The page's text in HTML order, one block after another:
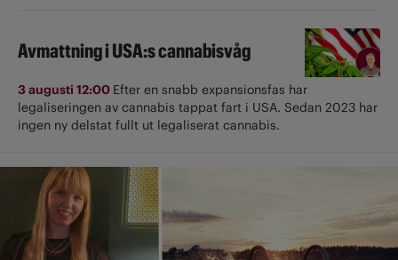
Avmattning i USA:s cannabisvåg
3 augusti 12:00 Efter en snabb expansionsfas har
legaliseringen av cannabis tappat fart i USA. Sedan 2023 har
ingen ny delstat fullt ut ­legaliserat cannabis.